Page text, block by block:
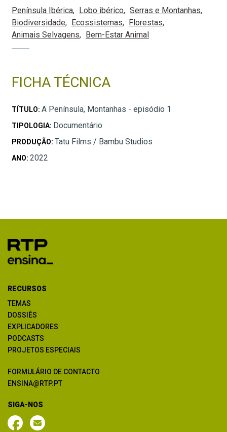
Península Ibérica Lobo ibérico
Serras e Montanhas
Biodiversidade
Ecossistemas
Florestas
Animais Selvagens
Bem-Estar Animal
FICHA TÉCNICA
TÍTULO: A Península, Montanhas - episódio 1
TIPOLOGIA: Documentário
PRODUÇÃO: Tatu Films / Bambu Studios
ANO: 2022
RECURSOS
TEMAS
DOSSIÊS
EXPLICADORES
PODCASTS
PROJETOS ESPECIAIS
FORMULÁRIO DE CONTACTO
ENSINA@RTP.PT
SIGA-NOS